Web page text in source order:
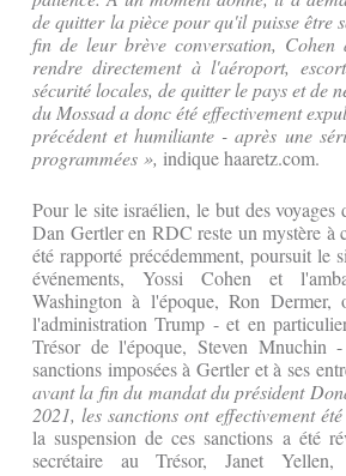
de quitter la pièce pour qu'il puisse être
fin de leur brève conversation,
rendre directement à l'aéroport,
sécurité locales, de quitter le pays et de
du Mossad a donc été effectivement
précédent et humiliante - après une
programmées », indique haaretz.com.
Pour le site israélien, le but des voyages
Dan Gertler en RDC reste un mystère à
été rapporté précédemment, poursuit le
événements, Yossi Cohen et
Washington à l'époque, Ron Dermer,
l'administration Trump - et en
Trésor de l'époque, Steven Mnuchin
sanctions imposées à Gertler et à ses
avant la fin du mandat du président
2021, les sanctions ont effectivement été
la suspension de ces sanctions a été
secrétaire au Trésor, Janet Yellen,